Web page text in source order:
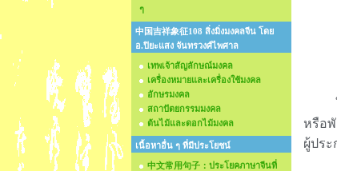
ๆ
中国吉祥象征108 สิ่งมิ่งมงคลจีน โดย
อ.ปิยะแสง จันทรวงศ์ไพศาล
เทพเจ้าสัญลักษณ์มงคล
เครื่องหมายและเครื่องใช้มงคล
อักษรมงคล
สถาปัตยกรรมมงคล
ต้นไม้และดอกไม้มงคล
เนื้อหาอื่น ๆ ที่มีประโยชน์
中文常用句子：ประโยคภาษาจีนที่
ในภ
หรือ
ผู้ปร